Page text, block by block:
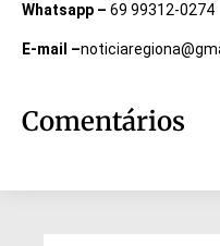
Whatsapp – 69 99312-0274
E-mail –
Comentários